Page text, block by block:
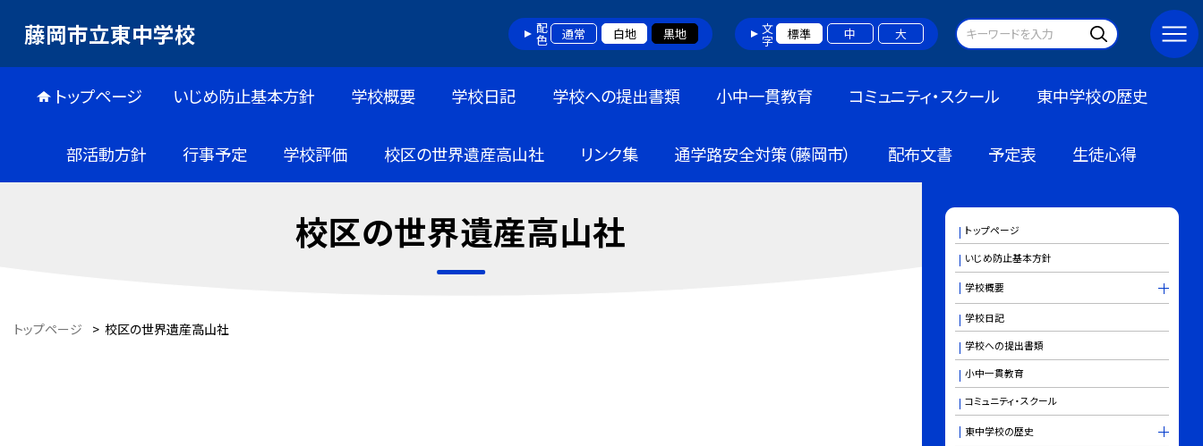
藤岡市立東中学校 配色 通常 白地 黒地 文字 標準 中 大
トップページ いじめ防止基本方針 学校概要 学校日記 学校への提出書類 小中一貫教育 コミュニティ・スクール 東中学校の歴史
部活動方針 行事予定 学校評価 校区の世界遺産高山社 リンク集 通学路安全対策（藤岡市） 配布文書 予定表 生徒心得
校区の世界遺産高山社
トップページ > 校区の世界遺産高山社
トップページ
いじめ防止基本方針
学校概要
学校日記
学校への提出書類
小中一貫教育
コミュニティ・スクール
東中学校の歴史